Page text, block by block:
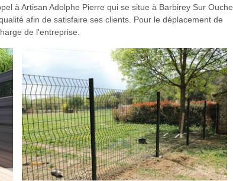
à Artisan Adolphe Pierre qui se situe à Barbirey Sur Ouche
afin de satisfaire ses clients. Pour le déplacement de
de l'entreprise.